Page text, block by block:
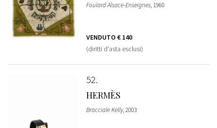
Foulard Alsace-Enseignes, 1960
VENDUTO € 140
(diritti d'asta esclusi)
52
HERMÈS
Bracciale Kelly, 2003